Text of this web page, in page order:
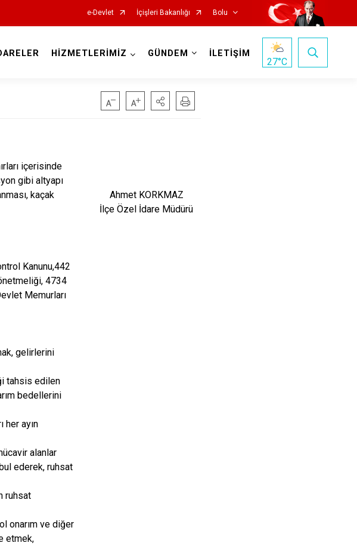
e-Devlet İçişleri Bakanlığı Bolu
Dörtdivan
Gerede
Mudurnu
Seben
HİZMETLERİMİZ GÜNDEM İLETİŞİM
27°C
içerisinde
gibi altyapı
kaçak
Kanunu,442
4734
Memurları
gelirlerini
tahsis edilen
bedellerini
her ayın
alanlar
ederek, ruhsat
ruhsat
onarım ve diğer
etmek,
Ahmet KORKMAZ
İlçe Özel İdare Müdürü